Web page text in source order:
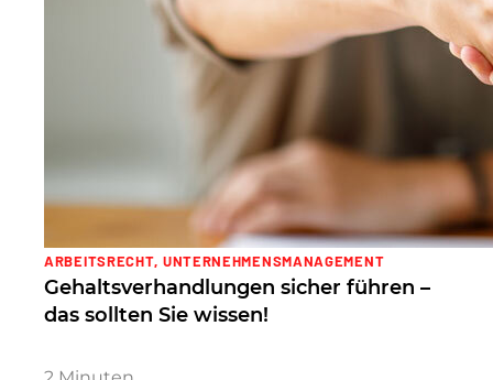
ARBEITSRECHT, UNTERNEHMENSMANAGEMENT
Gehaltsverhandlungen sicher führen –
das sollten Sie wissen!